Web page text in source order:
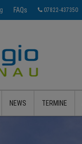
FAQs 07822-437350
NEWS TERMINE